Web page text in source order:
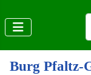
Burg Pfaltz-